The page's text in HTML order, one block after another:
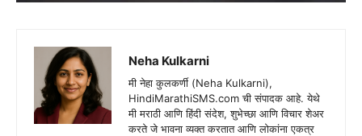
Neha Kulkarni
मी नेहा कुलकर्णी (Neha Kulkarni),
HindiMarathiSMS.com ची संपादक आहे. येथे
मी मराठी आणि हिंदी संदेश, शुभेच्छा आणि विचार शेअर
करते जे भावना व्यक्त करतात आणि लोकांना एकत्र